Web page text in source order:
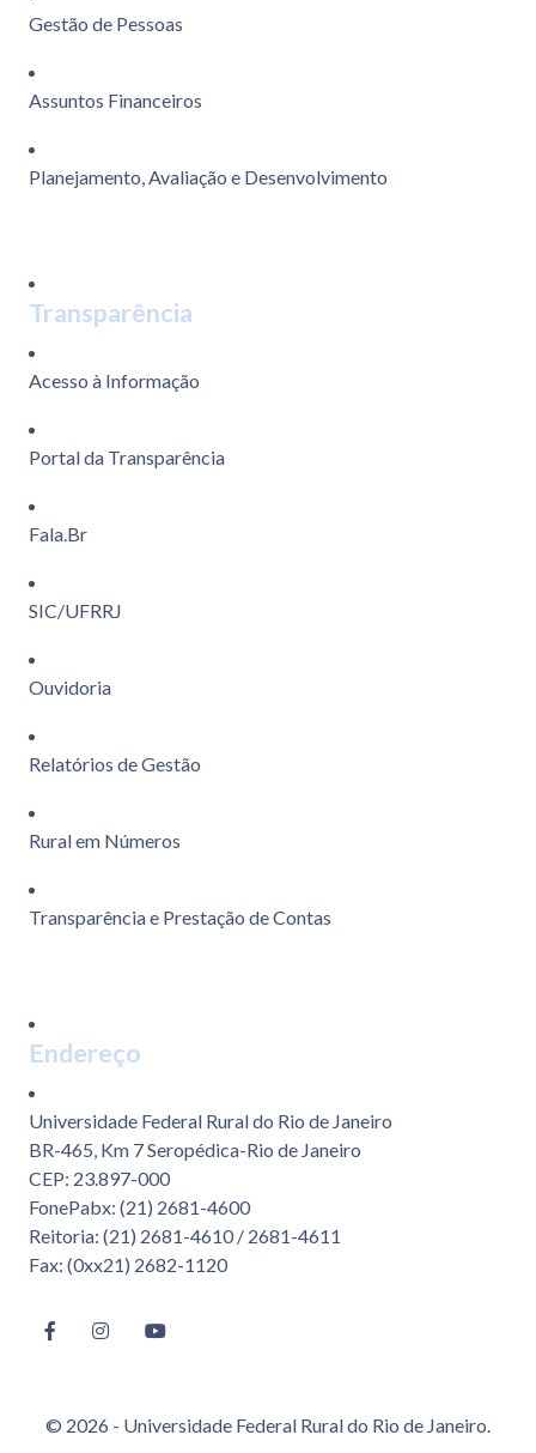
Gestão de Pessoas
Assuntos Financeiros
Planejamento, Avaliação e Desenvolvimento
Transparência
Acesso à Informação
Portal da Transparência
Fala.Br
SIC/UFRRJ
Ouvidoria
Relatórios de Gestão
Rural em Números
Transparência e Prestação de Contas
Endereço
Universidade Federal Rural do Rio de Janeiro
BR-465, Km 7 Seropédica-Rio de Janeiro
CEP: 23.897-000
FonePabx: (21) 2681-4600
Reitoria: (21) 2681-4610 / 2681-4611
Fax: (0xx21) 2682-1120
© 2026 - Universidade Federal Rural do Rio de Janeiro.